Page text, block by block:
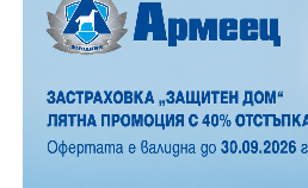
12 АВГУСТ (сряда)
19:00ч. „Книга за книга“ –
друга, обсъди заглавия и
20:00ч. Концерт на група
Zov&Vakavliev, Toria
21:30ч. Коктейли и музика